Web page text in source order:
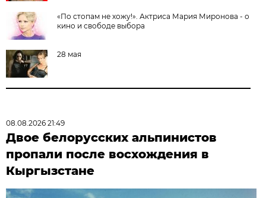
«По стопам не хожу!». Актриса Мария Миронова - о
кино и свободе выбора
28 мая
08.08.2026 21:49
Двое белорусских альпинистов
пропали после восхождения в
Кыргызстане